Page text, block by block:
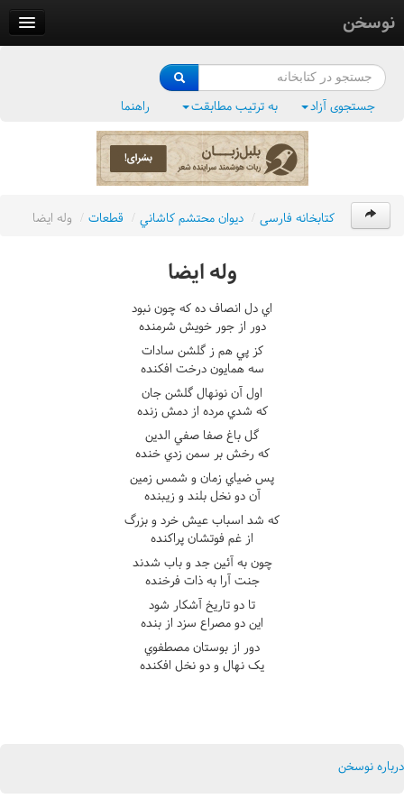
نوسخن
فرهنگ واژگان
جستجوی آزاد به ترتیب مطابقت راهنما
کتابخانه فارسی / ديوان محتشم کاشاني / قطعات / وله ايضا
وله ايضا
اي دل انصاف ده که چون نبود
دور از جور خويش شرمنده
کز پي هم ز گلشن سادات
سه همايون درخت افکنده
اول آن نونهال گلشن جان
که شدي مرده از دمش زنده
گل باغ صفا صفي الدين
که رخش بر سمن زدي خنده
پس ضياي زمان و شمس زمين
آن دو نخل بلند و زيبنده
که شد اسباب عيش خرد و بزرگ
از غم فوتشان پراکنده
چون به آئين جد و باب شدند
جنت آرا به ذات فرخنده
تا دو تاريخ آشکار شود
اين دو مصراع سزد از بنده
دور از بوستان مصطفوي
يک نهال و دو نخل افکنده
درباره نوسخن